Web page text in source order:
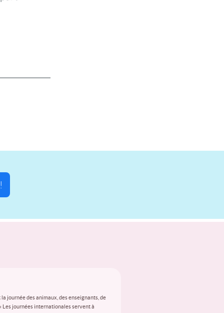
journée des animaux, des enseignants, de
Les journées internationales servent à